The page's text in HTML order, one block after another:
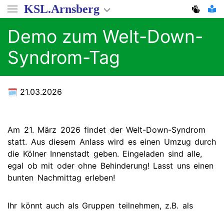
Direkt
zum
Inhalt
KSL.Arnsberg
Demo zum Welt-Down-
Syndrom-Tag
21.03.2026
Am 21. März 2026 findet der Welt-Down-Syndrom
statt. Aus diesem Anlass wird es einen Umzug durch
die Kölner Innenstadt geben. Eingeladen sind alle,
egal ob mit oder ohne Behinderung! Lasst uns einen
bunten Nachmittag erleben!
Ihr könnt auch als Gruppen teilnehmen, z.B. als